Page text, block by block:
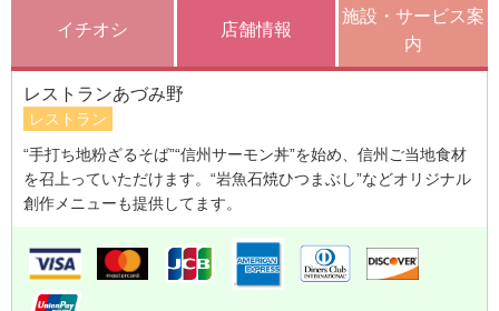
イチオシ 店舗情報
施設・サービス案
内
レストランあづみ野
レストラン
“手打ち地粉ざるそば”“信州サーモン丼”を始め、信州ご当地食材
を召上っていただけます。“岩魚石焼ひつまぶし”などオリジナル
創作メニューも提供してます。